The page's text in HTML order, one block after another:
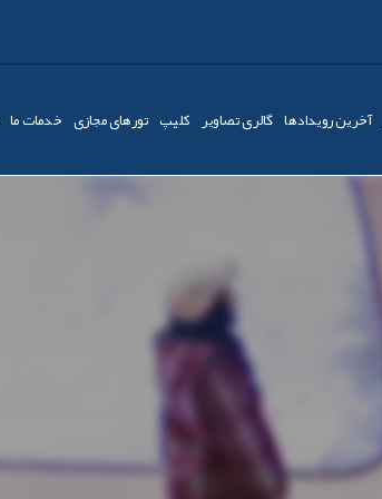
آخرین رویدادها گالری تصاویر کليپ تورهای مجازی خدمات ما